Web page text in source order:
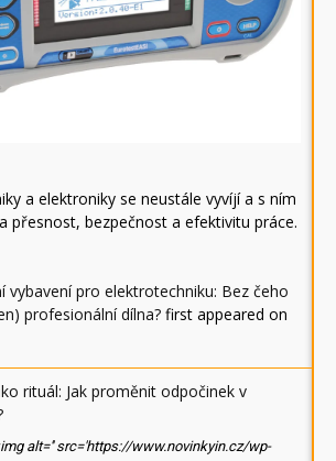
a elektroniky se neustále vyvíjí a s ním
přesnost, bezpečnost a efektivitu práce.
vybavení pro elektrotechniku: Bez čeho
profesionální dílna? first appeared on
rituál: Jak proměnit odpočinek v
alt='' src='https://www.novinkyin.cz/wp-